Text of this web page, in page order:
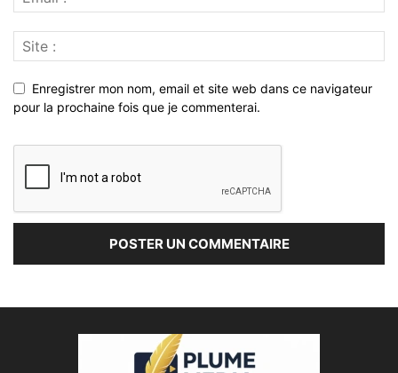
Enregistrer mon nom, email et site web dans ce navigateur
pour la prochaine fois que je commenterai.